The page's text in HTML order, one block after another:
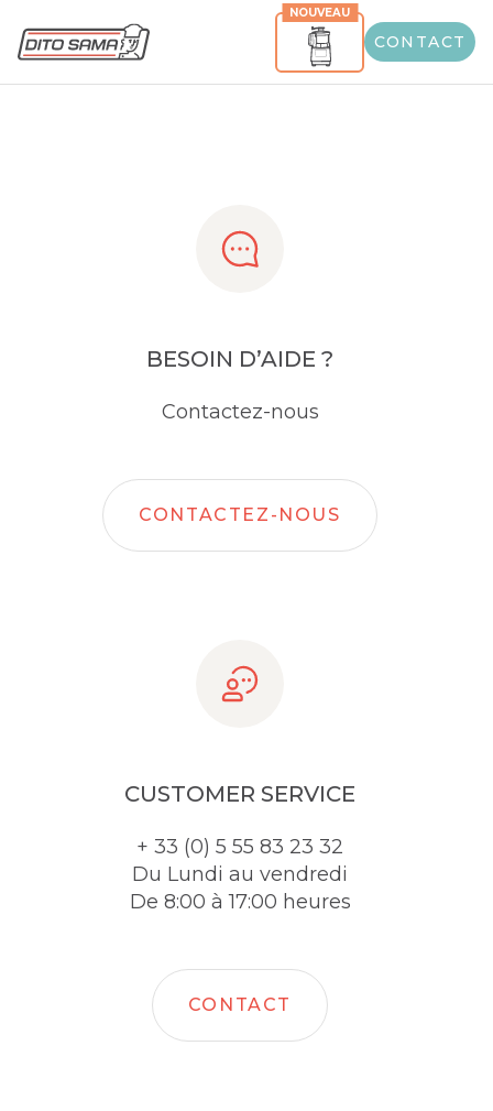
NOUVEAU
CONTACT
Share
BESOIN D’AIDE ?
Contactez-nous
CONTACTEZ-NOUS
CUSTOMER SERVICE
+ 33 (0) 5 55 83 23 32
Du Lundi au vendredi
De 8:00 à 17:00 heures
CONTACT